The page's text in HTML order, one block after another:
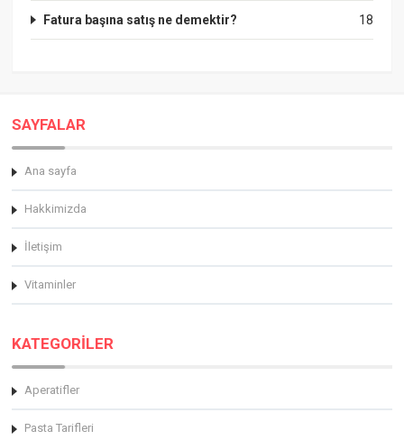
18
Fatura başına satış ne demektir?
SAYFALAR
Ana sayfa
Hakkimizda
İletişim
Vitaminler
KATEGORİLER
Aperatifler
Pasta Tarifleri